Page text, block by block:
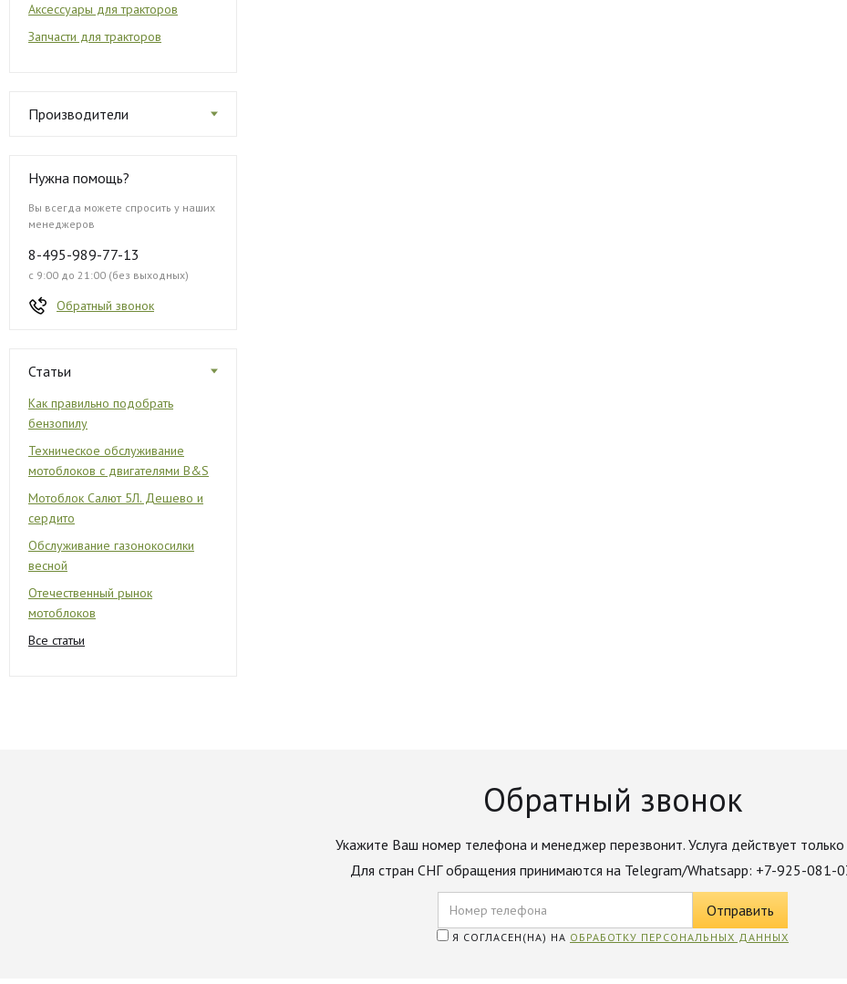
Аксессуары для тракторов
Запчасти для тракторов
Производители
Нужна помощь?
Вы всегда можете спросить у наших
менеджеров
8-495-989-77-13
с 9:00 до 21:00 (без выходных)
Обратный звонок
Статьи
Как правильно подобрать
бензопилу
Техническое обслуживание
мотоблоков с двигателями B&S
Мотоблок Салют 5Л. Дешево и
сердито
Обслуживание газонокосилки
весной
Отечественный рынок
мотоблоков
Все статьи
Обратный звонок
Укажите Ваш номер телефона и менеджер перезвонит. Услуга действует
Для стран СНГ обращения принимаются на Telegram/Whatsapp: +7-925-081-
Я СОГЛАСЕН(НА) НА ОБРАБОТКУ ПЕРСОНАЛЬНЫХ ДАННЫХ